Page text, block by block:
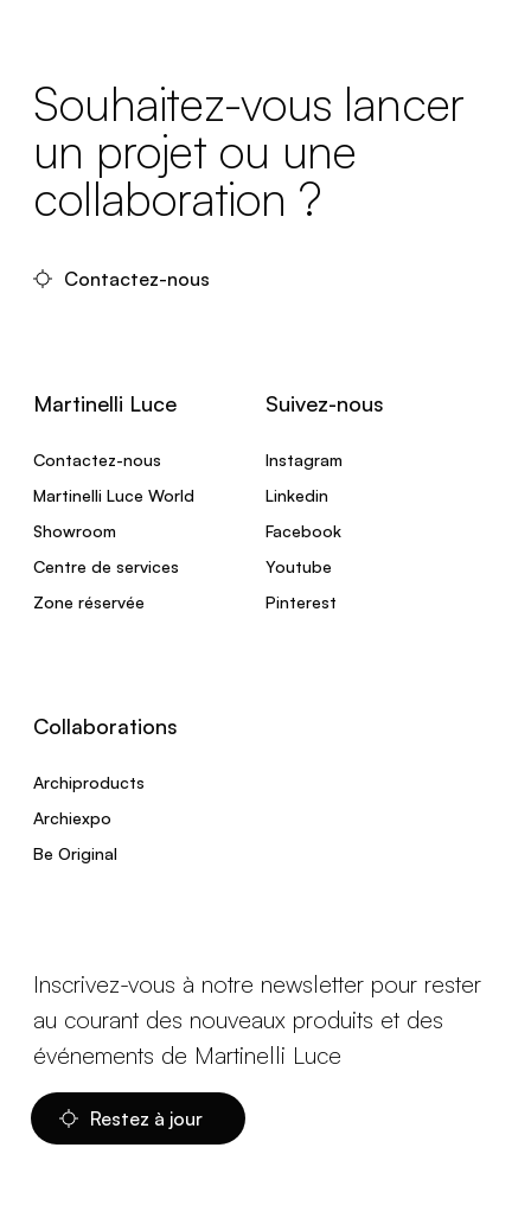
Souhaitez-vous lancer
un projet ou une
collaboration ?
Contactez-nous
Martinelli Luce
Contactez-nous
Martinelli Luce World
Showroom
Centre de services
Zone réservée
Suivez-nous
Instagram
Linkedin
Facebook
Youtube
Pinterest
Collaborations
Archiproducts
Archiexpo
Be Original
Inscrivez-vous à notre newsletter pour rester
au courant des nouveaux produits et des
événements de Martinelli Luce
Restez à jour